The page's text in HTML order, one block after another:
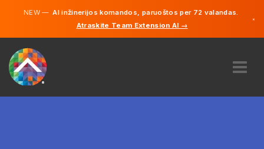
NEW —AI inžinerijos komandos, paruoštos per 72 valandas.
Atraskite Team Extension AI →
×
Anglų